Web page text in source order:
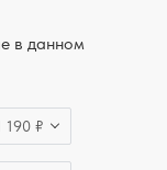
в данном
190 ₽